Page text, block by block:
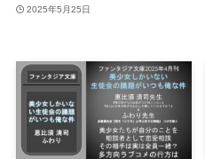
2025年5月25日